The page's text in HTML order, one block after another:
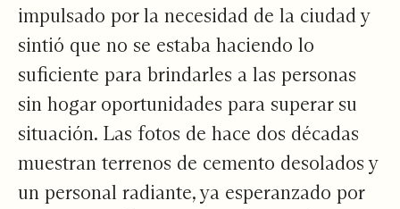
impulsado por la necesidad de la ciudad y
sintió que no se estaba haciendo lo
suficiente para brindarles a las personas
sin hogar oportunidades para superar su
situación. Las fotos de hace dos décadas
muestran terrenos de cemento desolados y
un personal radiante, ya esperanzado por